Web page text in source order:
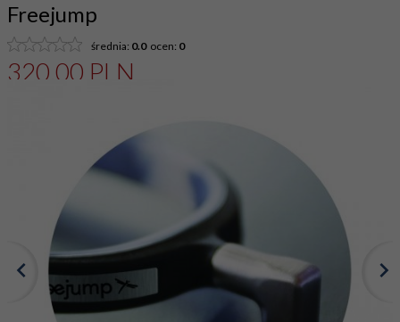
Freejump
średnia: 0.0ocen: 0
320, 00 PLN